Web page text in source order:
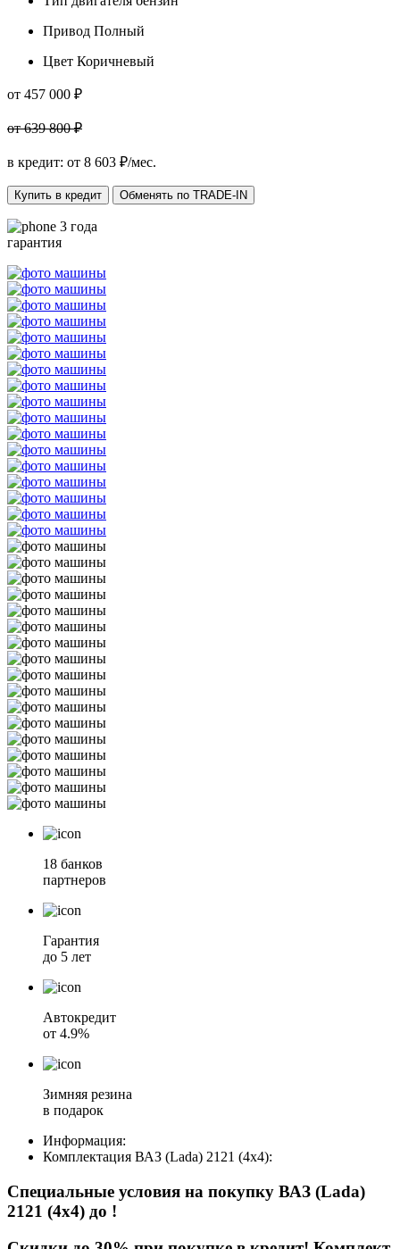
Привод Полный
Цвет Коричневый
от 457 000 ₽
от 639 800 ₽
в кредит: от 8 603 ₽/мес.
Купить в кредит Обменять по TRADE-IN
3 года
гарантия
18 банков
партнеров
Гарантия
до 5 лет
Автокредит
от 4.9%
Зимняя резина
в подарок
Информация:
Комплектация ВАЗ (Lada) 2121 (4x4):
Специальные условия на покупку ВАЗ (Lada)
2121 (4x4) до !